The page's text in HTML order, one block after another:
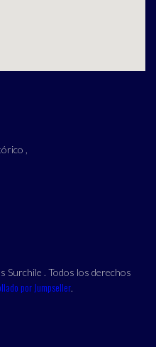
,
Surchile . Todos los derechos
por Jumpseller.